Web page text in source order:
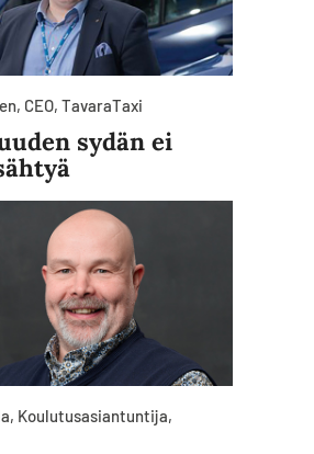
CEO, TavaraTaxi
sydän ei
Koulutusasiantuntija,